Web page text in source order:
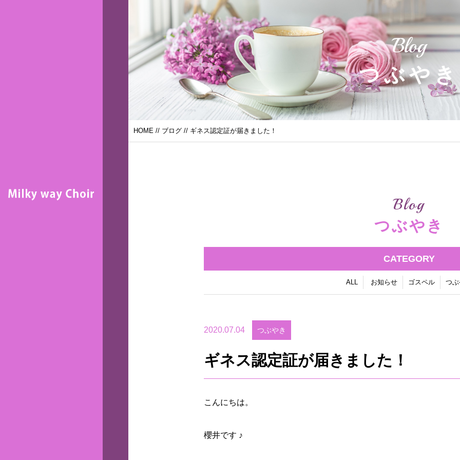
Blog
つぶやき
HOME // ブログ // ギネス認定証が届きました！
Blog
つぶやき
CATEGORY
ALL お知らせ ゴスペル つ
2020.07.04 つぶやき
ギネス認定証が届きました！
こんにちは。
櫻井です ♪